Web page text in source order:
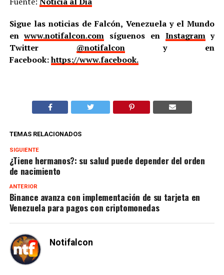
Sigue las noticias de Falcón, Venezuela y el Mundo
enwww.notifalcon.com síguenos en Instagramy
Twitter @notifalcony en
Facebook:https://www.facebook.
TEMAS RELACIONADOS
SIGUIENTE
¿Tiene hermanos?: su salud puede depender del orden
de nacimiento
ANTERIOR
Binance avanza con implementación de su tarjeta en
Venezuela para pagos con criptomonedas
Notifalcon